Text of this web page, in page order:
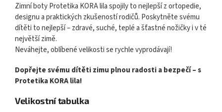
Zimní boty Protetika KORA lila spojily to nejlepší z ortopedie,
designu a praktických zkušeností rodičů. Poskytněte svému
dítěti to nejlepší – zdravé, suché, teplé a šťastné nožičky i v té
největší zimě.
Neváhejte, oblíbené velikosti se rychle vyprodávají!
Dopřejte svému dítěti zimu plnou radosti a bezpečí – s
Protetika KORA lila!
Velikostní tabulka